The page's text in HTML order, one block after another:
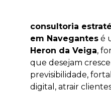
consultoria
em Navegantes é
Heron da Veiga,
que desejam
previsibilidade,
digital, atrair